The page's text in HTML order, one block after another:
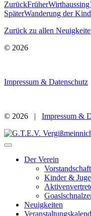
ZurückFrüher
SpäterWanderung der
Zurück zu allen
© 2026
Impressum & Datenschutz
© 2026 | Impressum &
Der Verein
Vorstandschaft
Kinder &
Neuigkeiten